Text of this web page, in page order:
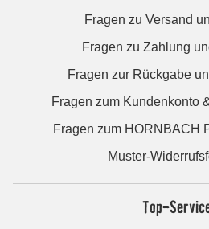
Fragen zu Versand
Fragen zu Zahlung
Fragen zur Rückgabe
Fragen zum Kundenkonto
Fragen zum HORNBACH
Muster-
Top-